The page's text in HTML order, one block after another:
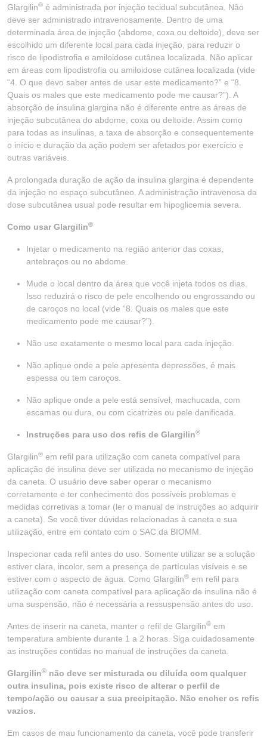
Glargilin® é administrada por injeção tecidual subcutânea. Não
deve ser administrado intravenosamente. Dentro de uma
determinada área de injeção (abdome, coxa ou deltoide), deve ser
escolhido um diferente local para cada injeção, para reduzir o
risco de lipodistrofia e amiloidose cutânea localizada. Não aplicar
em áreas com lipodistrofia ou amiloidose cutânea localizada (vide
“4. O que devo saber antes de usar este medicamento?” e “8.
Quais os males que este medicamento pode me causar?”). A
absorção de insulina glargina não é diferente entre as áreas de
injeção subcutânea do abdome, coxa ou deltoide. Assim como
para todas as insulinas, a taxa de absorção e consequentemente
o início e duração da ação podem ser afetados por exercício e
outras variáveis.
A prolongada duração de ação da insulina glargina é dependente
da injeção no espaço subcutâneo. A administração intravenosa da
dose subcutânea usual pode resultar em hipoglicemia severa.
Como usar Glargilin®
Injetar o medicamento na região anterior das coxas,
antebraços ou no abdome.
Mude o local dentro da área que você injeta todos os dias.
Isso reduzirá o risco de pele encolhendo ou engrossando ou
de caroços no local (vide “8. Quais os males que este
medicamento pode me causar?”).
Não use exatamente o mesmo local para cada injeção.
Não aplique onde a pele apresenta depressões, é mais
espessa ou tem caroços.
Não aplique onde a pele está sensível, machucada, com
escamas ou dura, ou com cicatrizes ou pele danificada.
Instruções para uso dos refis de Glargilin®
Glargilin® em refil para utilização com caneta compatível para
aplicação de insulina deve ser utilizada no mecanismo de injeção
da caneta. O usuário deve saber operar o mecanismo
corretamente e ter conhecimento dos possíveis problemas e
medidas corretivas a tomar (ler o manual de instruções ao adquirir
a caneta). Se você tiver dúvidas relacionadas à caneta e sua
utilização, entre em contato com o SAC da BIOMM.
Inspecionar cada refil antes do uso. Somente utilizar se a solução
estiver clara, incolor, sem a presença de partículas visíveis e se
estiver com o aspecto de água. Como Glargilin® em refil para
utilização com caneta compatível para aplicação de insulina não é
uma suspensão, não é necessária a ressuspensão antes do uso.
Antes de inserir na caneta, manter o refil de Glargilin® em
temperatura ambiente durante 1 a 2 horas. Siga cuidadosamente
as instruções contidas no manual de instruções da caneta.
Glargilin® não deve ser misturada ou diluída com qualquer
outra insulina, pois existe risco de alterar o perfil de
tempo/ação ou causar a sua precipitação. Não encher os refis
vazios.
Em casos de mau funcionamento da caneta, você pode transferir